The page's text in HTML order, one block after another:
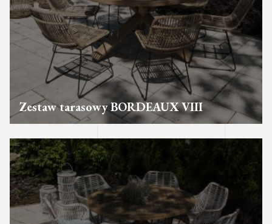
Zestaw tarasowy BORDEAUX VIII